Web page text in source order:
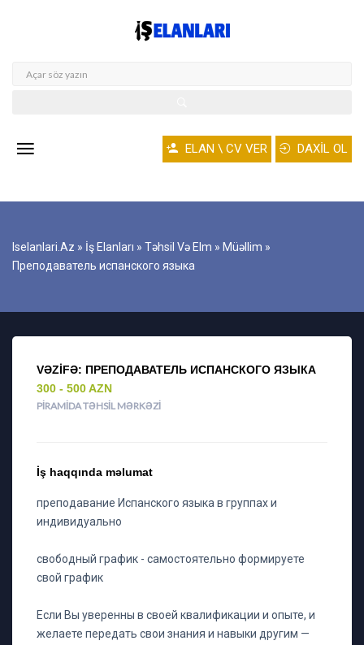
ELAN \ CV VER DAXİL OL
Iselanlari.az » İş Elanları » Təhsil Və Elm » Müəllim »
Преподаватель испанского языка
VƏZIFƏ: ПРЕПОДАВАТЕЛЬ ИСПАНСКОГО ЯЗЫКА
300 - 500 AZN
PIRAMIDA TƏHSIL MƏRKƏZI
İş haqqında məlumat
преподавание Испанского языка в группах и
индивидуально
свободный график - самостоятельно формируете
свой график
Если Вы уверенны в своей квалификации и опыте, и
желаете передать свои знания и навыки другим —